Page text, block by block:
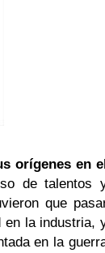
orígenes en
de talentos
que
en la industria,
en la